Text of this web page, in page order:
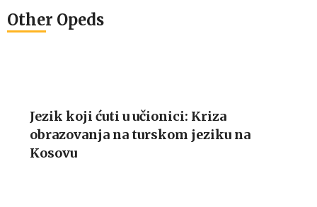
Other Opeds
Jezik koji ćuti u učionici: Kriza
obrazovanja na turskom jeziku na
Kosovu